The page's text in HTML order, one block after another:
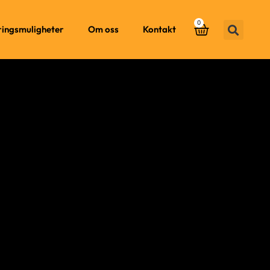
Om oss Kontakt
0